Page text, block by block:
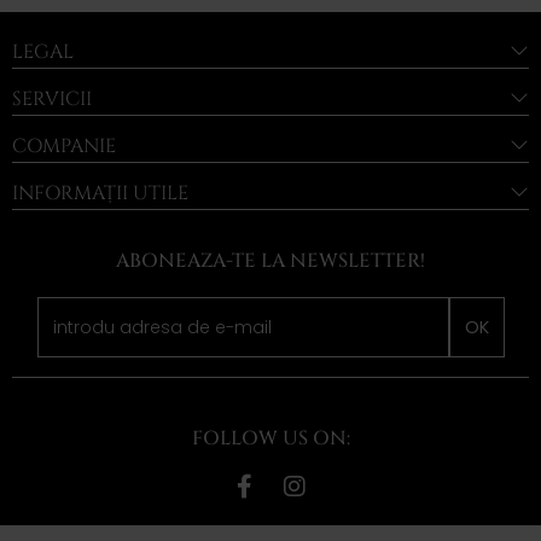
LEGAL
SERVICII
COMPANIE
INFORMAȚII UTILE
ABONEAZA-TE LA NEWSLETTER!
OK
FOLLOW US ON: